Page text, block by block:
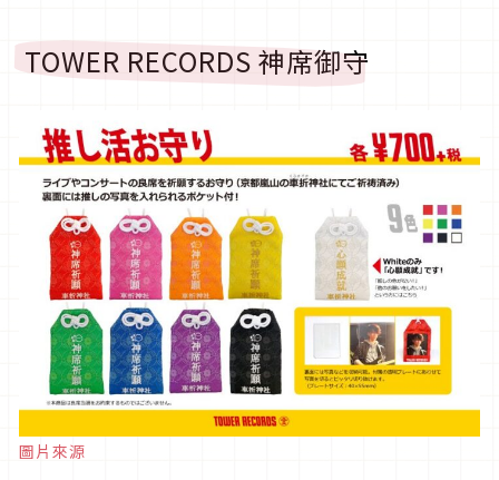
TOWER RECORDS 神席御守
圖片來源